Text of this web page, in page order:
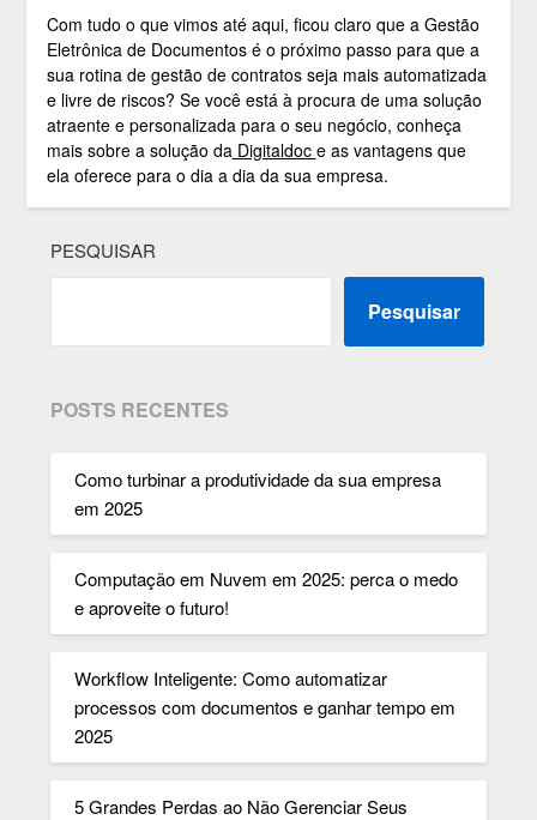
Com tudo o que vimos até aqui, ficou claro que a Gestão
Eletrônica de Documentos é o próximo passo para que a
sua rotina de gestão de contratos seja mais automatizada
e livre de riscos? Se você está à procura de uma solução
atraente e personalizada para o seu negócio, conheça
mais sobre a solução daDigitaldoc e as vantagens que
ela oferece para o dia a dia da sua empresa.
PESQUISAR
Pesquisar
POSTS RECENTES
Como turbinar a produtividade da sua empresa
em 2025
Computação em Nuvem em 2025: perca o medo
e aproveite o futuro!
Workflow Inteligente: Como automatizar
processos com documentos e ganhar tempo em
2025
5 Grandes Perdas ao Não Gerenciar Seus